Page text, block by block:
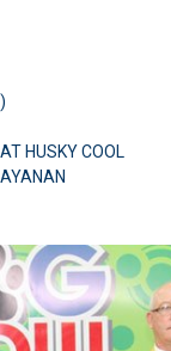
HUSKY COOL